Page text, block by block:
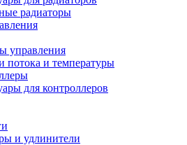
радиаторы
управления
потока и температуры
для контроллеров
и удлинители